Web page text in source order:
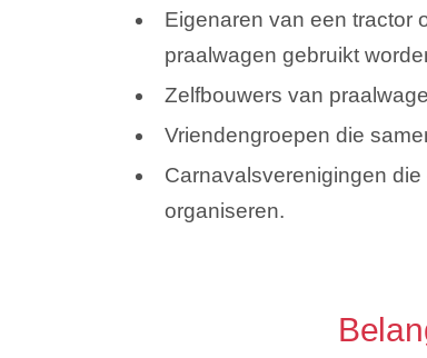
Eigenaren van een tractor
praalwagen gebruikt
Zelfbouwers van
Vriendengroepen die
Carnavalsverenigingen
organiseren.